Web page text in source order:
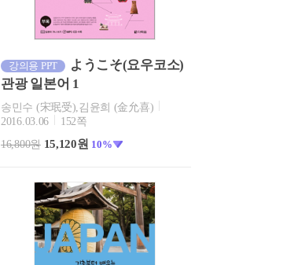
강의용 PPT
ようこそ(요우코소)
관광 일본어 1
송민수 (宋珉受),김윤희 (金允喜)
2016.03.06
152쪽
16,800원 15,120원 10%